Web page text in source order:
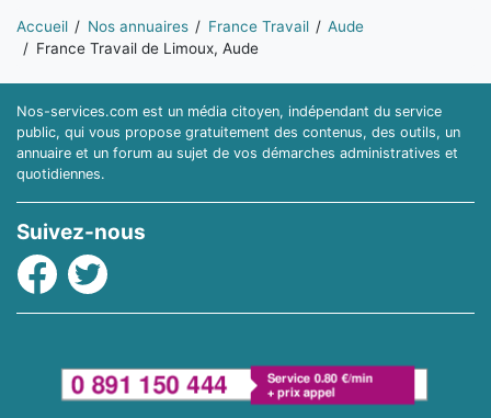
Vous êtes ici:
Accueil Nos annuaires France Travail
Aude
France Travail de Limoux, Aude
Nos-services.com est un média citoyen, indépendant du service
public, qui vous propose gratuitement des contenus, des outils, un
annuaire et un forum au sujet de vos démarches administratives et
quotidiennes.
Suivez-nous
Facebook
Twitter